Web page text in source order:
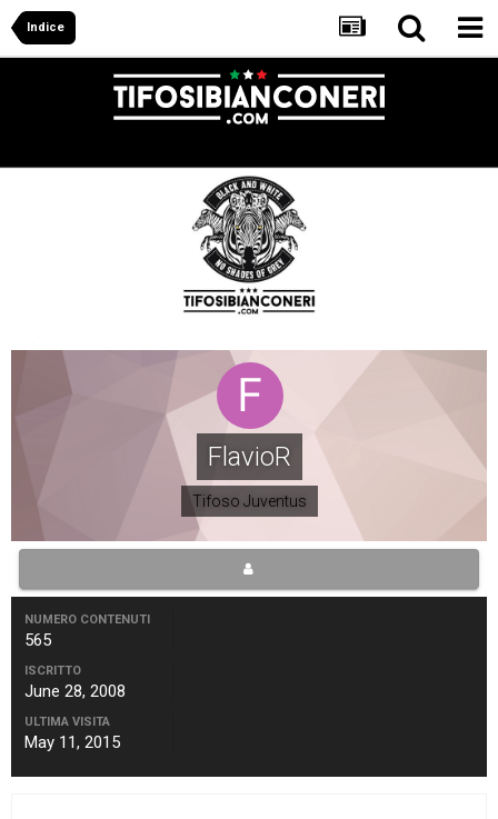
Indice
FlavioR
Tifoso Juventus
NUMERO CONTENUTI
565
ISCRITTO
June 28, 2008
ULTIMA VISITA
May 11, 2015